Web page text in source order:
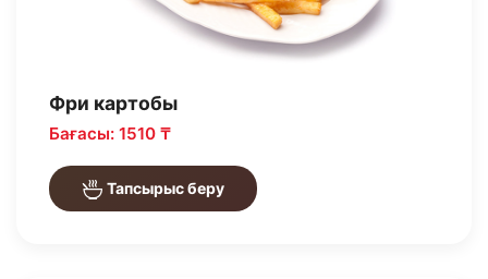
Фри картобы
Бағасы: 1510 ₸
Тапсырыс беру